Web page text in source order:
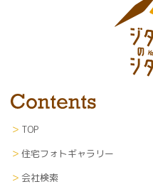
TOP
住宅フォトギャラリー
会社検索